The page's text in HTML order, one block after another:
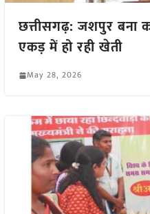
छत्तीसगढ़: जशपुर बना
एकड़ में हो रही खेती
May 28, 2026